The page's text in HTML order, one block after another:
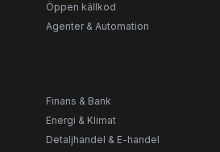
Öppen källkod
Agenter & Automation
Finans & Bank
Energi & Klimat
Detaljhandel & E-handel